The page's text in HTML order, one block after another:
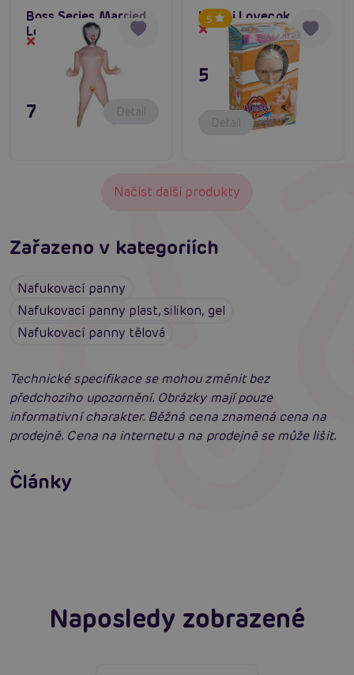
Boss Series Married
Love Doll
Dočasně vyprodané
795 Kč Detail
5
Kimmi Lovecok
Dočasně vyprodané
5 995 Kč
Detail
Načíst další produkty
Zařazeno v kategoriích
Nafukovací panny
Nafukovací panny plast, silikon, gel
Nafukovací panny tělová
Technické specifikace se mohou změnit bez
předchozího upozornění. Obrázky mají pouze
informativní charakter. Běžná cena znamená cena na
prodejně. Cena na internetu a na prodejně se může lišit.
Články
Erotická inteligence: Příručka Sexiomů
Číst více
Swingers party poprvé: Erotický ráj plný
extáze? Průvodce, který ti otevře dveře!
Naposledy zobrazené